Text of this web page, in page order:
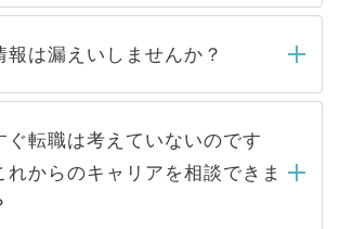
到を避けるため 人気のある医療機
してしまうと、応募が殺到する場
機関が求める条件に合った人材の
紹介会社に依頼するケースが増え
。
職を強要することは一切ありませ
、仮に応募先から内定をいただい
する必要はありません。内定先へ
連絡はキャリアパートナーが行い
報は漏えいしませんか？
が漏えいすることはありませんの
心ください。当サイトからの登録
集したご登録者様の個人情報は、
キャリアアップおよび転職活動の
的に使用いたします。お預かりし
ぐ転職は考えていないのです
れからのキャリアを相談できま